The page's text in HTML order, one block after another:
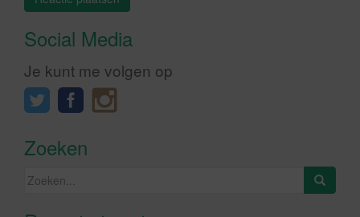
Social Media
Je kunt me volgen op
Zoeken
Zoeken